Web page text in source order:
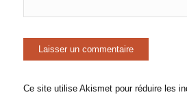
Ce site utilise Akismet pour réduire les